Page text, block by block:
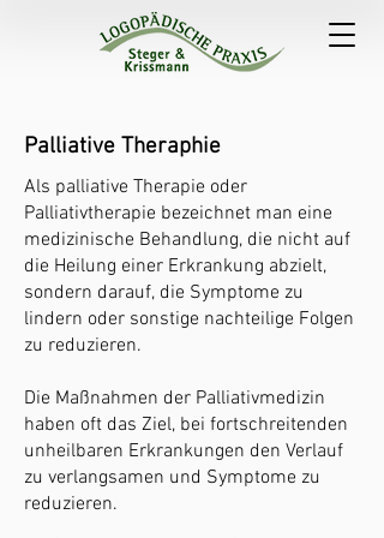
Palliative Theraphie
Als palliative Therapie oder
Palliativtherapie bezeichnet man eine
medizinische Behandlung, die nicht auf
die Heilung einer Erkrankung abzielt,
sondern darauf, die Symptome zu
lindern oder sonstige nachteilige Folgen
zu reduzieren.
Die Maßnahmen der Palliativmedizin
haben oft das Ziel, bei fortschreitenden
unheilbaren Erkrankungen den Verlauf
zu verlangsamen und Symptome zu
reduzieren.